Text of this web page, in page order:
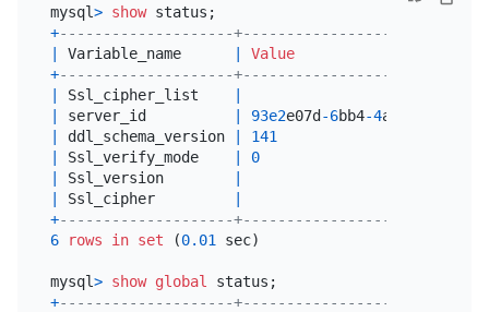
mysql> show
+--------------------
|
Variable_name |
Value
+--------------------
|
Ssl_cipher_list
|
|
server_id | 93e2e07d-6bb4-4a1b
|
ddl_schema_version |
141
|
Ssl_verify_mode |
0
|
Ssl_version
|
|
Ssl_cipher
|
+--------------------
6
rows in set (0.01 sec)
mysql> show global
+--------------------